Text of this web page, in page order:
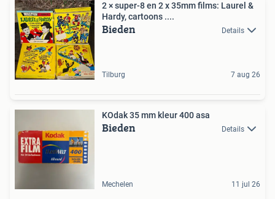
2 × super-8 en 2 x 35mm films: Laurel &
Hardy, cartoons ....
Bieden Details
Tilburg 7 aug 26
KOdak 35 mm kleur 400 asa
Bieden Details
Mechelen 11 jul 26